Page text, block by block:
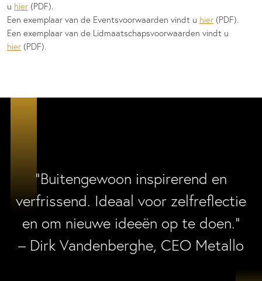
u hier (PDF).
Een exemplaar van de Eventsvoorwaarden vindt u hier (PDF).
Een exemplaar van de Lidmaatschapsvoorwaarden vindt u
hier (PDF).
“Buitengewoon inspirerend en
verfrissend. Ideaal voor zelfreflectie
en om nieuwe ideeën op te doen.”
– Dirk Vandenberghe, CEO Metallo